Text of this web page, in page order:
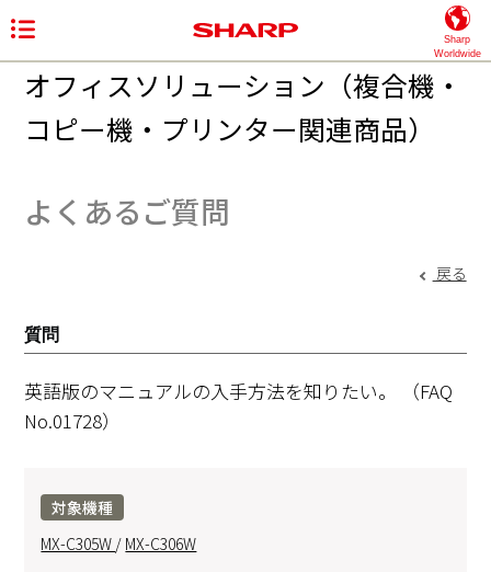
Sharp
Worldwide
オフィスソリューション（複合機・
コピー機・プリンター関連商品）
よくあるご質問
戻る
質問
英語版のマニュアルの入手方法を知りたい。
（FAQ
No.01728）
対象機種
MX-C305W / MX-C306W